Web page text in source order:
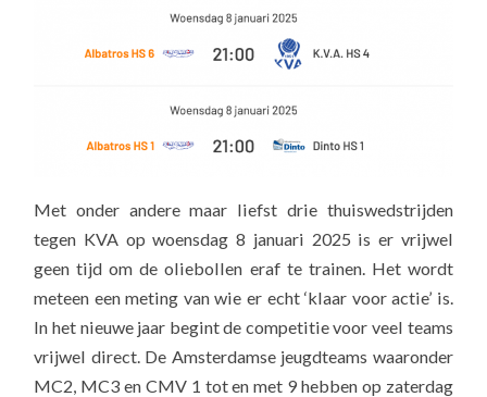
Met onder andere maar liefst drie thuiswedstrijden
tegen KVA op woensdag 8 januari 2025 is er vrijwel
geen tijd om de oliebollen eraf te trainen. Het wordt
meteen een meting van wie er echt ‘klaar voor actie’ is.
In het nieuwe jaar begint de competitie voor veel teams
vrijwel direct. De Amsterdamse jeugdteams waaronder
MC2, MC3 en CMV 1 tot en met 9 hebben op zaterdag